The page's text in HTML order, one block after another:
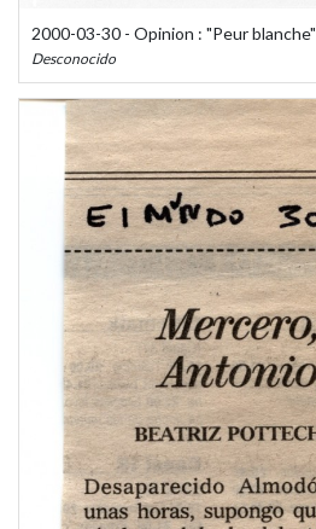
2000-03-30 - Opinion : "Peur blanche"
Desconocido